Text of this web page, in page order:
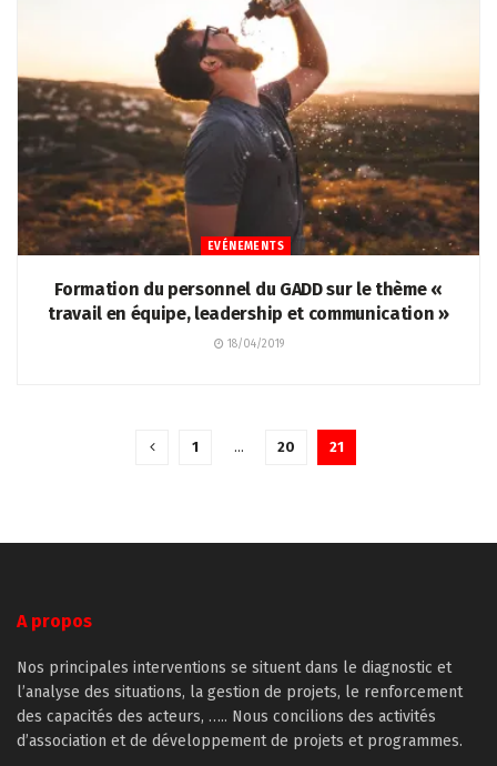
EVÉNEMENTS
Formation du personnel du GADD sur le thème «
travail en équipe, leadership et communication »
18/04/2019
1 … 20 21
A propos
Nos principales interventions se situent dans le diagnostic et
l’analyse des situations, la gestion de projets, le renforcement
des capacités des acteurs, ….. Nous concilions des activités
d’association et de développement de projets et programmes.